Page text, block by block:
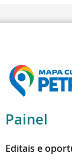
Painel
Editais e